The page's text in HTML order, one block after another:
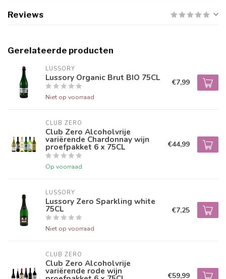
Reviews
Gerelateerde producten
LUSSORY
Lussory Organic Brut BIO 75CL
Niet op voorraad
€7,99
CLUB ZERO
Club Zero Alcoholvrije
variërende Chardonnay wijn
proefpakket 6 x 75CL
Op voorraad
€44,99
LUSSORY
Lussory Zero Sparkling white
75CL
Niet op voorraad
€7,25
CLUB ZERO
Club Zero Alcoholvrije
variërende rode wijn €59,99